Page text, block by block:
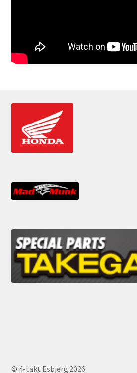
© 4-takt Esbjerg 2026